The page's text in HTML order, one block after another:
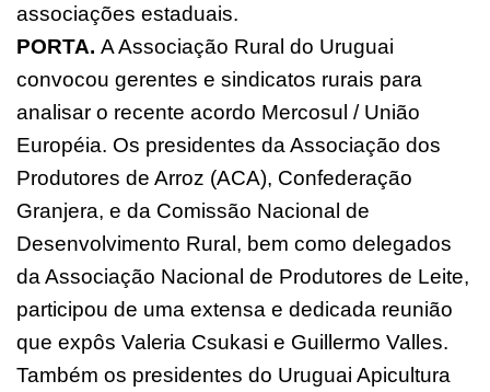
associações estaduais.
PORTA. A Associação Rural do Uruguai
convocou gerentes e sindicatos rurais ​​para
analisar o recente acordo Mercosul / União
Européia. Os presidentes da Associação dos
Produtores de Arroz (ACA), Confederação
Granjera, e da Comissão Nacional de
Desenvolvimento Rural, bem como delegados
da Associação Nacional de Produtores de Leite,
participou de uma extensa e dedicada reunião
que expôs Valeria Csukasi e Guillermo Valles.
Também os presidentes do Uruguai Apicultura